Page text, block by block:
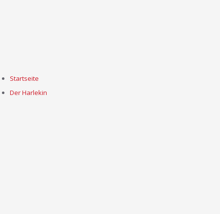
Startseite
Der Harlekin